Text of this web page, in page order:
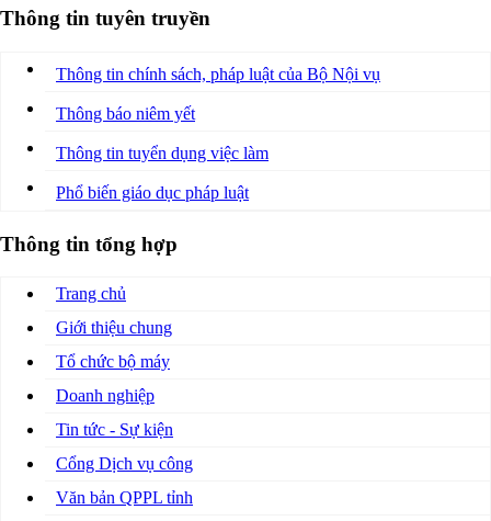
Thông tin tuyên truyền
Thông tin chính sách, pháp luật của Bộ Nội vụ
Thông báo niêm yết
Thông tin tuyển dụng việc làm
Phổ biến giáo dục pháp luật
Thông tin tổng hợp
Trang chủ
Giới thiệu chung
Tổ chức bộ máy
Doanh nghiệp
Tin tức - Sự kiện
Cổng Dịch vụ công
Văn bản QPPL tỉnh